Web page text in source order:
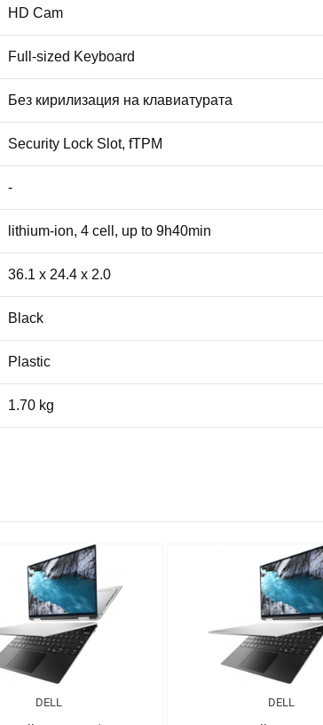
HD Cam
Full-sized Keyboard
Без кирилизация на клавиатурата
Security Lock Slot, fTPM
-
lithium-ion, 4 cell, up to 9h40min
36.1 x 24.4 x 2.0
Black
Plastic
1.70 kg
DELL DELL